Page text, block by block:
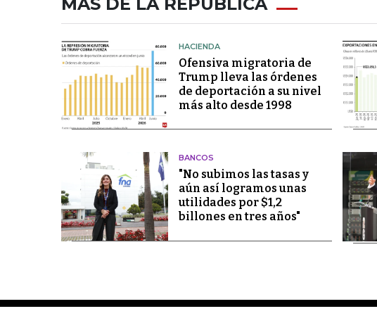
HACIENDA
Ofensiva migratoria de
Trump lleva las órdenes
de deportación a su nivel
más alto desde 1998
BANCOS
"No subimos las tasas y
aún así logramos unas
utilidades por $1,2
billones en tres años"